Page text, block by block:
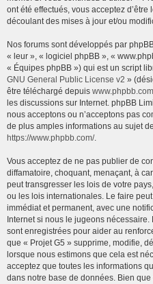
ont été effectués, vous acceptez
découlant des mises à jour et/ou
Nos forums sont développés par
« leur », « logiciel phpBB », «
« Équipes phpBB ») qui est un script
GNU General Public License v2 »
être téléchargé depuis www.phpbb.com
les discussions sur Internet. phpBB
nous acceptons ou n’acceptons pas
de plus amples informations au sujet
https://www.phpbb.com/.
Vous acceptez de ne pas publier de
diffamatoire, choquant, menaçant, à
peut transgresser les lois de votre
ou les lois internationales. Le faire
immédiat et permanent, avec une
Internet si nous le jugeons
sont enregistrées pour aider au
que « Projet G5 » supprime, modifie,
lorsque nous estimons que cela est
acceptez que toutes les informations
dans notre base de données. Bien